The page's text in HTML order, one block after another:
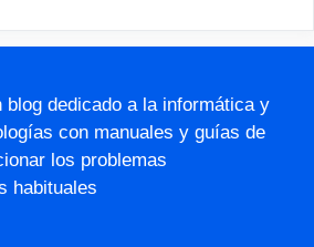
blog dedicado a la informática y
con manuales y guías de
los problemas
habituales